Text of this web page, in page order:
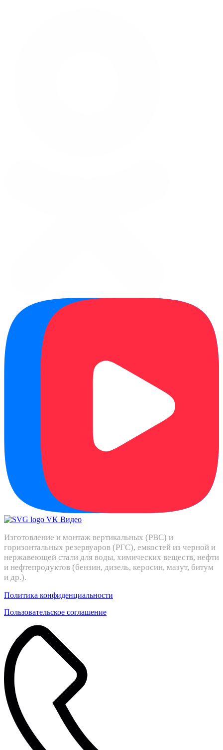
Изготовление и монтаж вертикальных (РВС) и
горизонтальных резервуаров (РГС), емкостей из черной и
нержавеющей стали для воды, химических веществ, нефти
и нефтепродуктов (бензин, дизель, керосин, мазут, битум
и др.).
Политика конфиденциальности
Пользовательское соглашение